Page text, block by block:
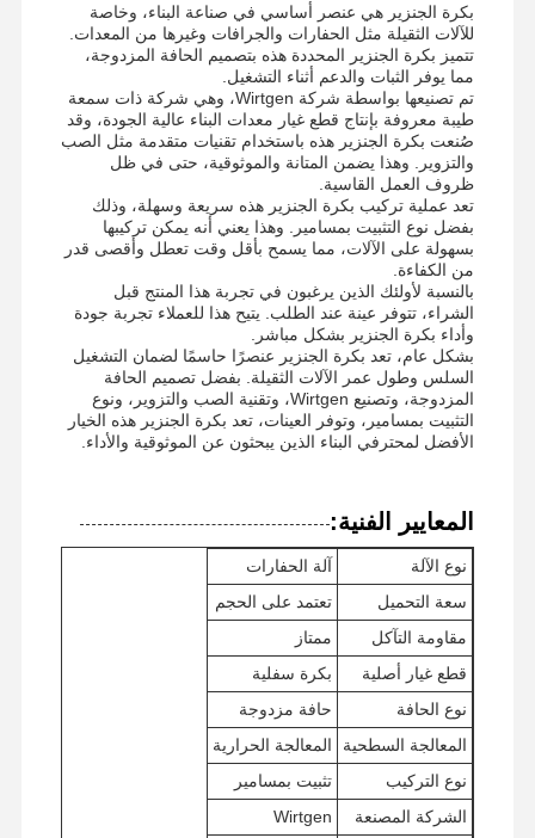
بكرة الجنزير هي عنصر أساسي في صناعة البناء، وخاصة
للآلات الثقيلة مثل الحفارات والجرافات وغيرها من المعدات.
تتميز بكرة الجنزير المحددة هذه بتصميم الحافة المزدوجة،
مما يوفر الثبات والدعم أثناء التشغيل.
تم تصنيعها بواسطة شركة Wirtgen، وهي شركة ذات سمعة
طيبة معروفة بإنتاج قطع غيار معدات البناء عالية الجودة، وقد
صُنعت بكرة الجنزير هذه باستخدام تقنيات متقدمة مثل الصب
والتزوير. وهذا يضمن المتانة والموثوقية، حتى في ظل
ظروف العمل القاسية.
تعد عملية تركيب بكرة الجنزير هذه سريعة وسهلة، وذلك
بفضل نوع التثبيت بمسامير. وهذا يعني أنه يمكن تركيبها
بسهولة على الآلات، مما يسمح بأقل وقت تعطل وأقصى قدر
من الكفاءة.
بالنسبة لأولئك الذين يرغبون في تجربة هذا المنتج قبل
الشراء، تتوفر عينة عند الطلب. يتيح هذا للعملاء تجربة جودة
وأداء بكرة الجنزير بشكل مباشر.
بشكل عام، تعد بكرة الجنزير عنصرًا حاسمًا لضمان التشغيل
السلس وطول عمر الآلات الثقيلة. بفضل تصميم الحافة
المزدوجة، وتصنيع Wirtgen، وتقنية الصب والتزوير، ونوع
التثبيت بمسامير، وتوفر العينات، تعد بكرة الجنزير هذه الخيار
الأفضل لمحترفي البناء الذين يبحثون عن الموثوقية والأداء.
المعايير الفنية:
نوع الآلة
آلة الحفارات
سعة التحميل
تعتمد على الحجم
مقاومة التآكل
ممتاز
قطع غيار أصلية
بكرة سفلية
نوع الحافة
حافة مزدوجة
المعالجة السطحية
المعالجة الحرارية
نوع التركيب
تثبيت بمسامير
الشركة المصنعة
Wirtgen